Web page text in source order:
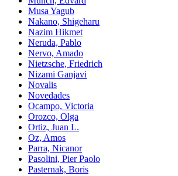
Musa Yagub
Nakano, Shigeharu
Nazim Hikmet
Neruda, Pablo
Nervo, Amado
Nietzsche, Friedrich
Nizami Ganjavi
Novalis
Novedades
Ocampo, Victoria
Orozco, Olga
Ortiz, Juan L.
Oz, Amos
Parra, Nicanor
Pasolini, Pier Paolo
Pasternak, Boris